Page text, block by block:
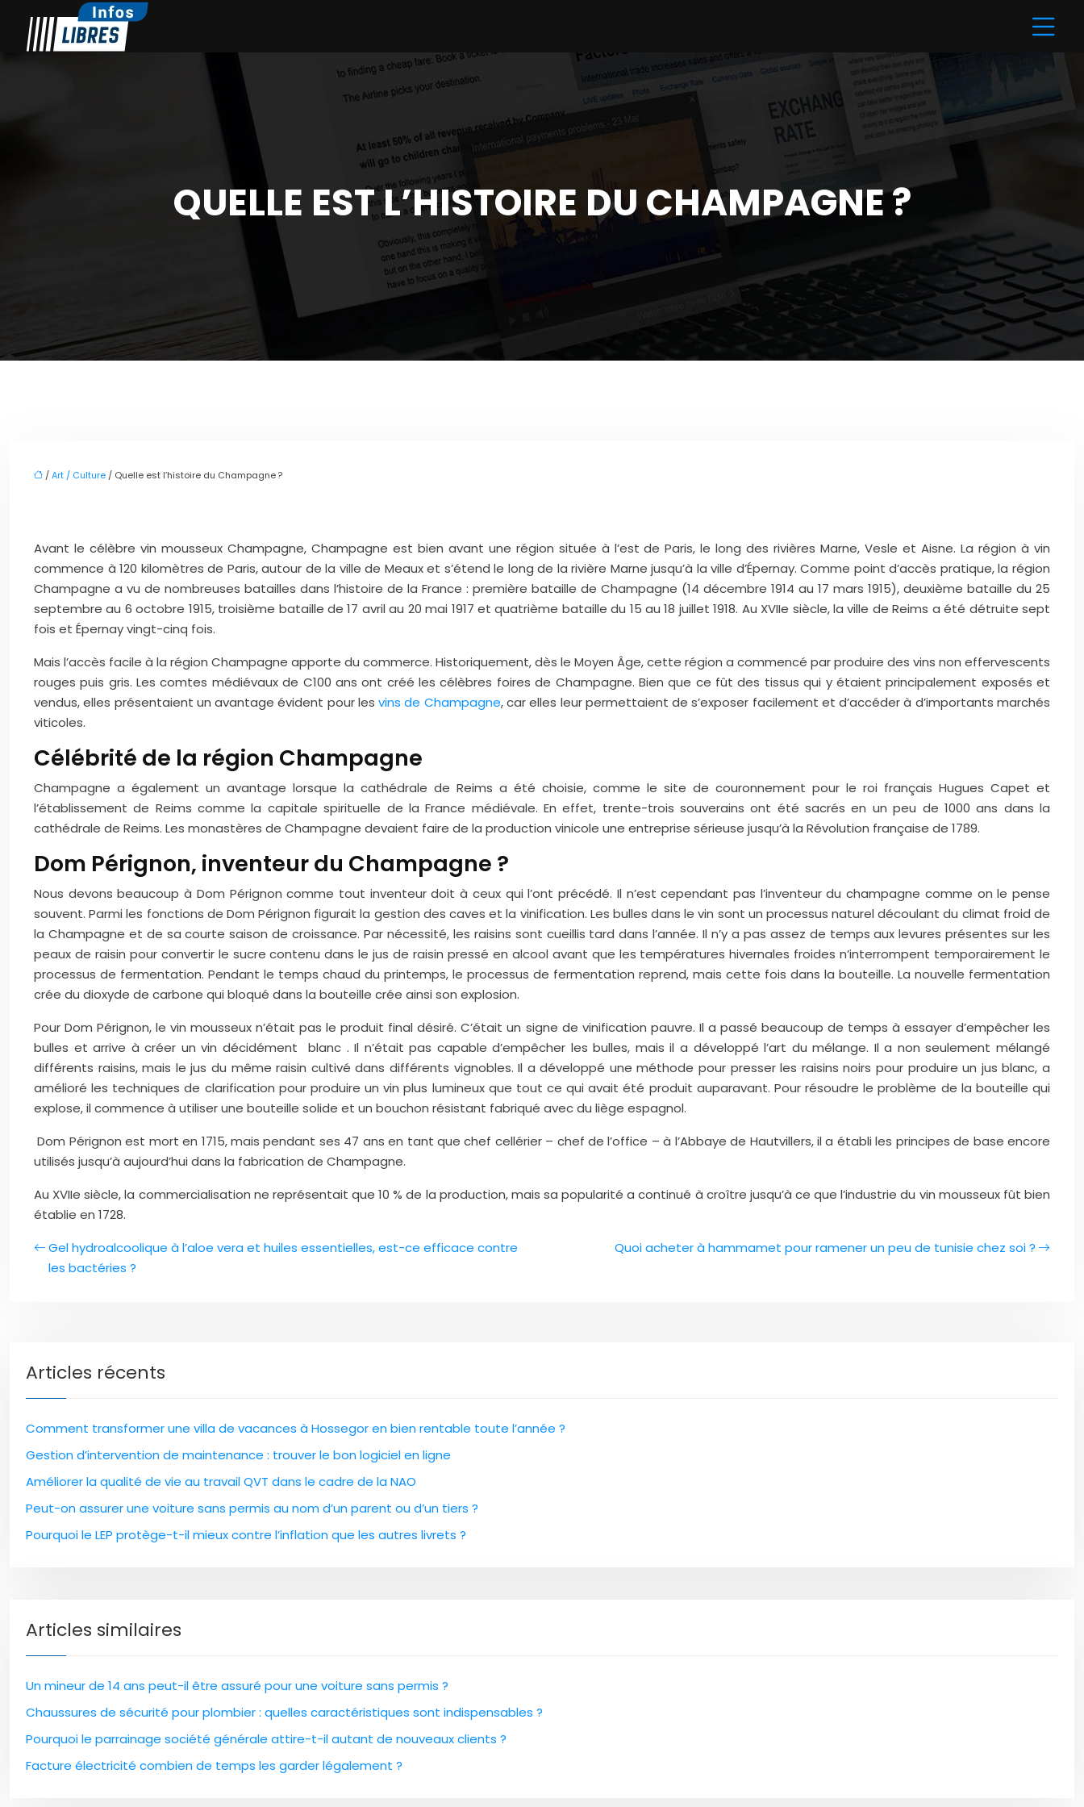
QUELLE EST L’HISTOIRE DU CHAMPAGNE ?
/Art / Culture / Quelle est l’histoire du Champagne ?
Avant le célèbre vin mousseux Champagne, Champagne est bien avant une région située à l’est de Paris, le long des rivières Marne, Vesle et Aisne. La région à vin
commence à 120 kilomètres de Paris, autour de la ville de Meaux et s’étend le long de la rivière Marne jusqu’à la ville d’Épernay. Comme point d’accès pratique, la région
Champagne a vu de nombreuses batailles dans l’histoire de la France : première bataille de Champagne (14 décembre 1914 au 17 mars 1915), deuxième bataille du 25
septembre au 6 octobre 1915, troisième bataille de 17 avril au 20 mai 1917 et quatrième bataille du 15 au 18 juillet 1918. Au XVIIe siècle, la ville de Reims a été détruite sept
fois et Épernay vingt-cinq fois.
Mais l’accès facile à la région Champagne apporte du commerce. Historiquement, dès le Moyen Âge, cette région a commencé par produire des vins non effervescents
rouges puis gris. Les comtes médiévaux de C100 ans ont créé les célèbres foires de Champagne. Bien que ce fût des tissus qui y étaient principalement exposés et
vendus, elles présentaient un avantage évident pour lesvins de Champagne, car elles leur permettaient de s’exposer facilement et d’accéder à d’importants marchés
viticoles.
Célébrité de la région Champagne
Champagne a également un avantage lorsque la cathédrale de Reims a été choisie, comme le site de couronnement pour le roi français Hugues Capet et
l’établissement de Reims comme la capitale spirituelle de la France médiévale. En effet, trente-trois souverains ont été sacrés en un peu de 1000 ans dans la
cathédrale de Reims. Les monastères de Champagne devaient faire de la production vinicole une entreprise sérieuse jusqu’à la Révolution française de 1789.
Dom Pérignon, inventeur du Champagne ?
Nous devons beaucoup à Dom Pérignon comme tout inventeur doit à ceux qui l’ont précédé. Il n’est cependant pas l’inventeur du champagne comme on le pense
souvent. Parmi les fonctions de Dom Pérignon figurait la gestion des caves et la vinification. Les bulles dans le vin sont un processus naturel découlant du climat froid de
la Champagne et de sa courte saison de croissance. Par nécessité, les raisins sont cueillis tard dans l’année. Il n’y a pas assez de temps aux levures présentes sur les
peaux de raisin pour convertir le sucre contenu dans le jus de raisin pressé en alcool avant que les températures hivernales froides n’interrompent temporairement le
processus de fermentation. Pendant le temps chaud du printemps, le processus de fermentation reprend, mais cette fois dans la bouteille. La nouvelle fermentation
crée du dioxyde de carbone qui bloqué dans la bouteille crée ainsi son explosion.
Pour Dom Pérignon, le vin mousseux n’était pas le produit final désiré. C’était un signe de vinification pauvre. Il a passé beaucoup de temps à essayer d’empêcher les
bulles et arrive à créer un vin décidément blanc . Il n’était pas capable d’empêcher les bulles, mais il a développé l’art du mélange. Il a non seulement mélangé
différents raisins, mais le jus du même raisin cultivé dans différents vignobles. Il a développé une méthode pour presser les raisins noirs pour produire un jus blanc, a
amélioré les techniques de clarification pour produire un vin plus lumineux que tout ce qui avait été produit auparavant. Pour résoudre le problème de la bouteille qui
explose, il commence à utiliser une bouteille solide et un bouchon résistant fabriqué avec du liège espagnol.
Dom Pérignon est mort en 1715, mais pendant ses 47 ans en tant que chef cellérier – chef de l’office – à l’Abbaye de Hautvillers, il a établi les principes de base encore
utilisés jusqu’à aujourd’hui dans la fabrication de Champagne.
Au XVIIe siècle, la commercialisation ne représentait que 10 % de la production, mais sa popularité a continué à croître jusqu’à ce que l’industrie du vin mousseux fût bien
établie en 1728.
Gel hydroalcoolique à l’aloe vera et huiles essentielles, est-ce efficace contre
les bactéries ?
Quoi acheter à hammamet pour ramener un peu de tunisie chez soi ?
Articles récents
Comment transformer une villa de vacances à Hossegor en bien rentable toute l’année ?
Gestion d’intervention de maintenance : trouver le bon logiciel en ligne
Améliorer la qualité de vie au travail QVT dans le cadre de la NAO
Peut-on assurer une voiture sans permis au nom d’un parent ou d’un tiers ?
Pourquoi le LEP protège-t-il mieux contre l’inflation que les autres livrets ?
Articles similaires
Un mineur de 14 ans peut-il être assuré pour une voiture sans permis ?
Chaussures de sécurité pour plombier : quelles caractéristiques sont indispensables ?
Pourquoi le parrainage société générale attire-t-il autant de nouveaux clients ?
Facture électricité combien de temps les garder légalement ?